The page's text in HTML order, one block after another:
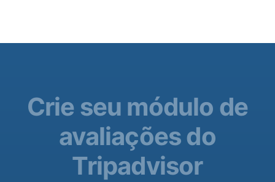
Crie seu módulo de
avaliações do
Tripadvisor